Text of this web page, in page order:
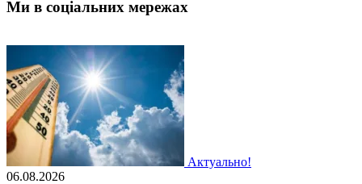
Ми в соціальних мережах
Актуально!
06.08.2026